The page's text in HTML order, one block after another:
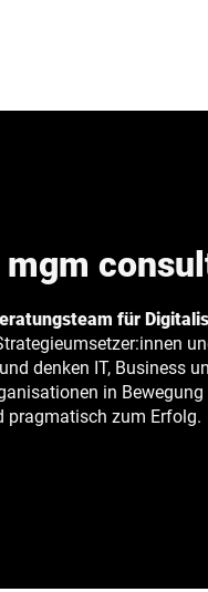
mgm
für
denken IT, Business
in
pragmatisch zum Erfolg.